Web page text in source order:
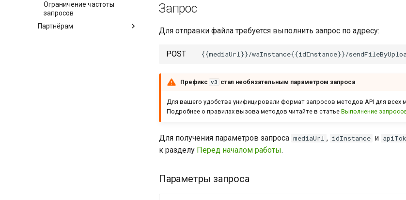
Ограничение частоты
запросов
Партнёрам
Запрос
Для отправки файла требуется выполнить запрос по адресу:
POST
Префикс v3 стал необязательным параметром запроса
Для вашего удобства унифицировали формат запросов методов API для всех
Подробнее о правилах вызова методов читайте в статье Выполнение
Для получения параметров запроса mediaUrl , idInstance и
к разделу Перед началом работы.
Параметры запроса